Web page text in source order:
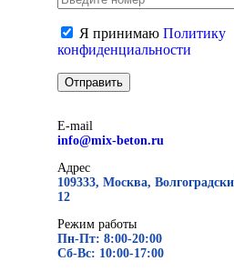
Я принимаю Политику
конфиденциальности
E-mail
info@mix-beton.ru
Адрес
109333, Москва,
12
Режим работы
Пн-Пт: 8:00-20:00
Сб-Вс: 10:00-17:00